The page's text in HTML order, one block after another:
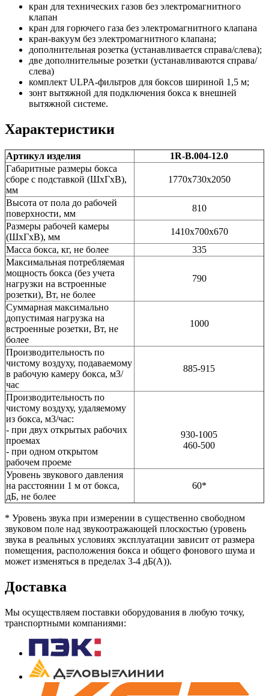
кран для технических газов без электромагнитного
клапан
кран для горючего газа без электромагнитного клапана
кран-вакуум без электромагнитного клапана;
дополнительная розетка (устанавливается справа/слева);
две дополнительные розетки (устанавливаются справа/
слева)
комплект ULPA-фильтров для боксов шириной 1,5 м;
зонт вытяжной для подключения бокса к внешней
вытяжной системе.
Характеристики
Артикул изделия
1R-В.004-12.0
Габаритные размеры бокса
сборе с подставкой (ШхГхВ),
мм
1770х730х2050
Высота от пола до рабочей
поверхности, мм
810
Размеры рабочей камеры
(ШхГхВ), мм
1410х700х670
Масса бокса, кг, не более
335
Максимальная потребляемая
мощность бокса (без учета
нагрузки на встроенные
розетки), Вт, не более
790
Суммарная максимально
допустимая нагрузка на
встроенные розетки, Вт, не
более
1000
Производительность по
чистому воздуху, подаваемому
в рабочую камеру бокса, м3/
час
885-915
Производительность по
чистому воздуху, удаляемому
из бокса, м3/час:
- при двух открытых рабочих
проемах
- при одном открытом
рабочем проеме
930-1005
460-500
Уровень звукового давления
на расстоянии 1 м от бокса,
дБ, не более
60*
* Уровень звука при измерении в существенно свободном
звуковом поле над звукоотражающей плоскостью (уровень
звука в реальных условиях эксплуатации зависит от размера
помещения, расположения бокса и общего фонового шума и
может изменяться в пределах 3-4 дБ(А)).
Доставка
Мы осуществляем поставки оборудования в любую точку,
транспортными компаниями: